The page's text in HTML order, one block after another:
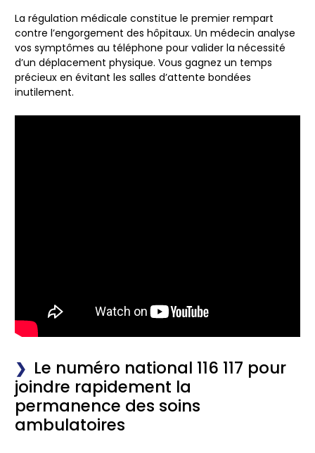
La régulation médicale constitue le premier rempart
contre l’engorgement des hôpitaux. Un médecin analyse
vos symptômes au téléphone pour valider la nécessité
d’un déplacement physique. Vous gagnez un temps
précieux en évitant les salles d’attente bondées
inutilement.
Le numéro national 116 117 pour
joindre rapidement la
permanence des soins
ambulatoires